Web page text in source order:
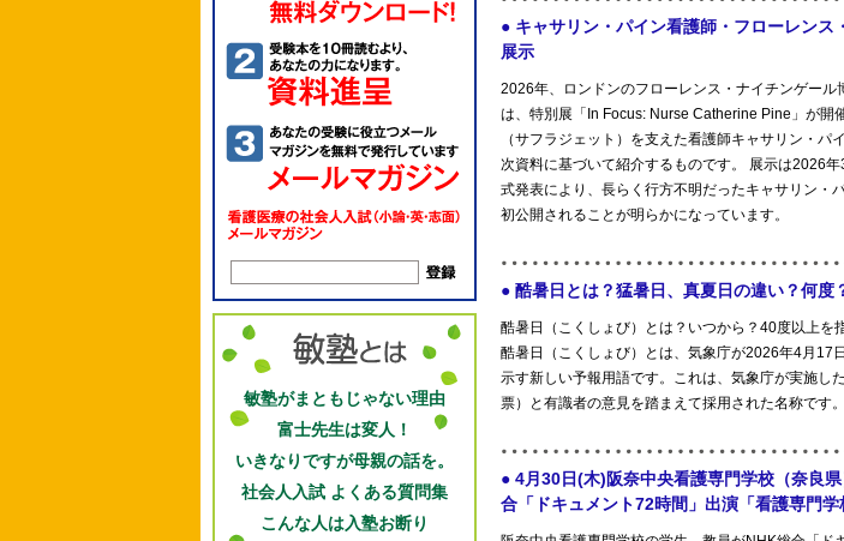
敏塾がまともじゃない理由
富士先生は変人！
いきなりですが母親の話を。
社会人入試 よくある質問集
こんな人は入塾お断り